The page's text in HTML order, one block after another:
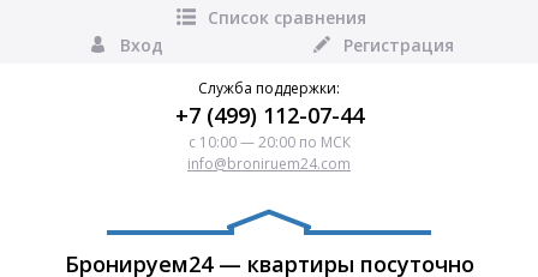
Список сравнения
Вход
Регистрация
Служба поддержки:
+7 (499) 112-07-44
с 10:00 — 20:00 по МСК
info@broniruem24.com
Бронируем24 — квартиры посуточно